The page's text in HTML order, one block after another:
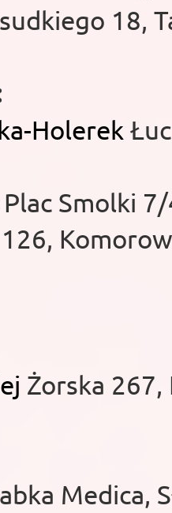
18,
Holerek
Smolki
Żorska 267,
Medica,